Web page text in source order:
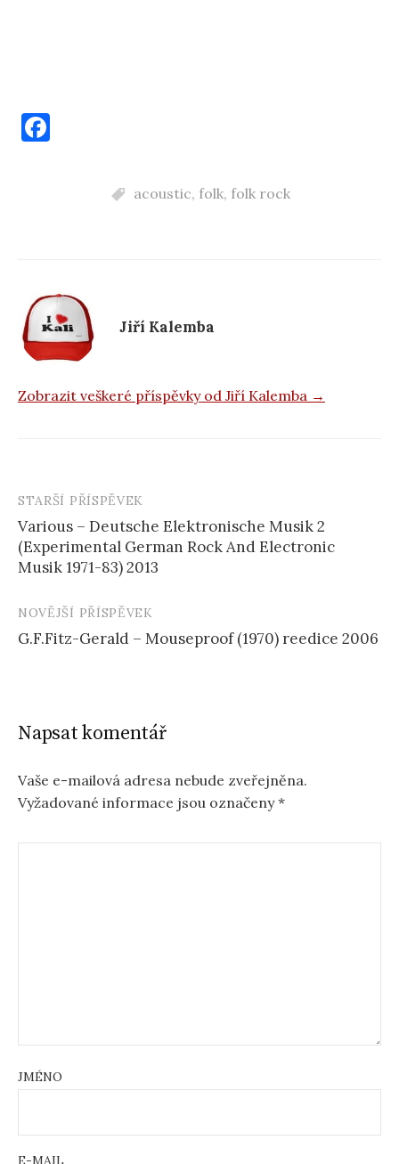
o
k
acoustic, folk, folk rock
Jiří Kalemba
Zobrazit veškeré příspěvky od Jiří Kalemba →
Navigace
příspěvku
STARŠÍ PŘÍSPĚVEK
Various – Deutsche Elektronische Musik 2
(Experimental German Rock And Electronic
Musik 1971-83) 2013
NOVĚJŠÍ PŘÍSPĚVEK
G.F.Fitz-Gerald – Mouseproof (1970) reedice 2006
Napsat komentář
Vaše e-mailová adresa nebude zveřejněna.
Vyžadované informace jsou označeny*
JMÉNO
E-MAIL